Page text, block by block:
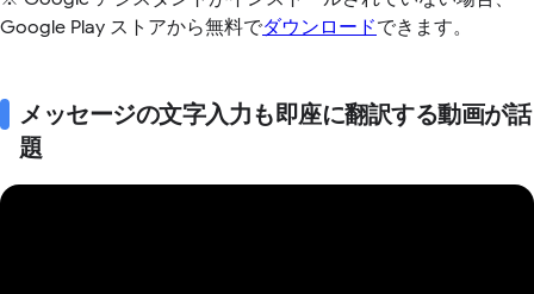
Google Play ストアから無料でダウンロードできます。
メッセージの文字入力も即座に翻訳する動画が話
題